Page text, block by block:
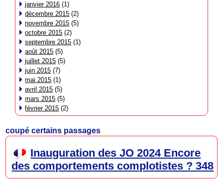
janvier 2016 (1)
décembre 2015 (2)
novembre 2015 (5)
octobre 2015 (2)
septembre 2015 (1)
août 2015 (5)
juillet 2015 (5)
juin 2015 (7)
mai 2015 (1)
avril 2015 (5)
mars 2015 (5)
février 2015 (2)
coupé certains passages
Inauguration des JO 2024 Encore
des comportements complotistes ? 348